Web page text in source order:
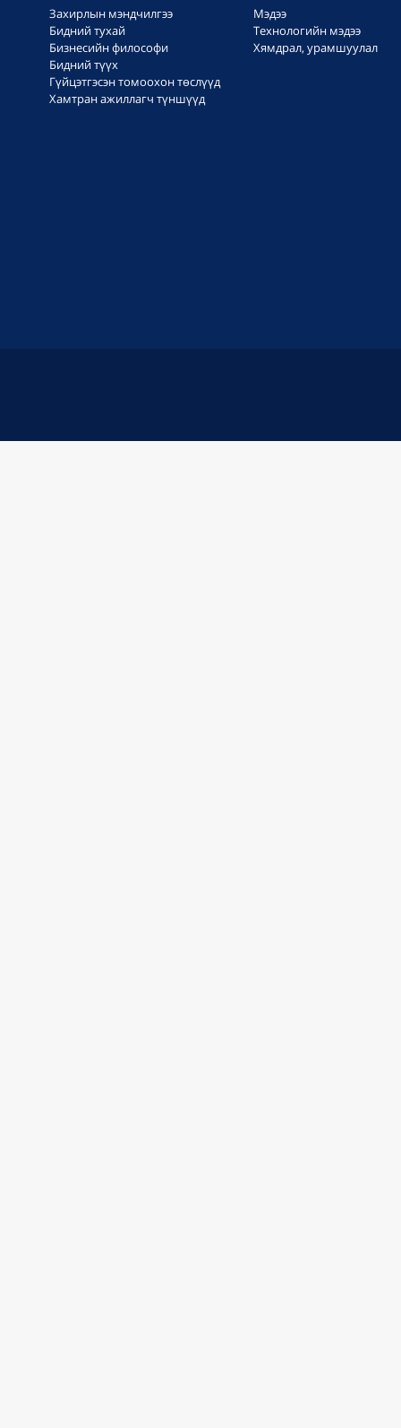
Захирлын мэндчилгээ
Бидний тухай
Бизнесийн философи
Бидний түүх
Гүйцэтгэсэн томоохон төслүүд
Хамтран ажиллагч түншүүд
Мэдээ
Технологийн мэдээ
Хямдрал, урамшуулал